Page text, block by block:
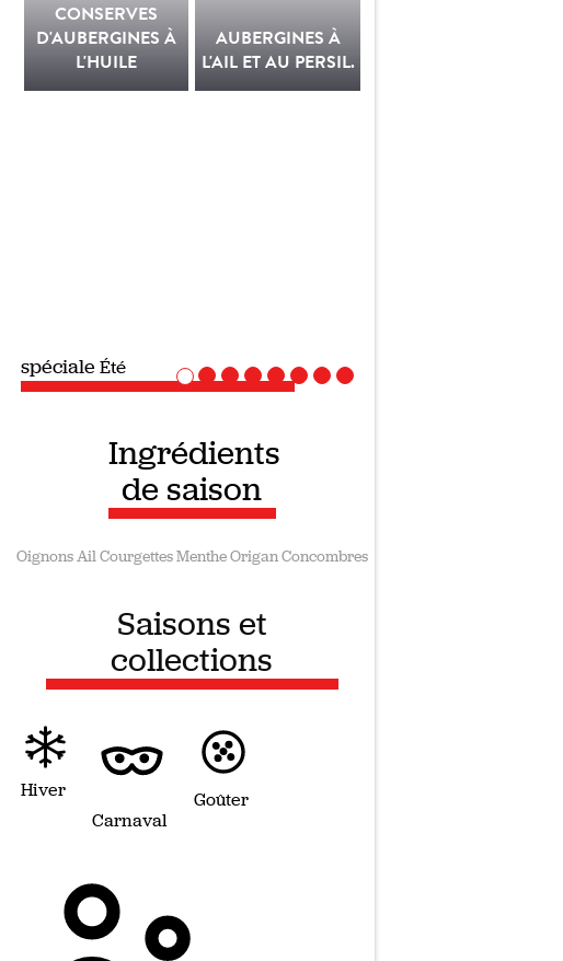
CONSERVES
D'AUBERGINES À
L'HUILE
AUBERGINES À
L'AIL ET AU PERSIL.
spécialeRecettes vegan
Ingrédients
de saison
OignonsAilCourgettesMentheOriganConcombres
Saisons et
collections
Hiver
Carnaval
Goûter